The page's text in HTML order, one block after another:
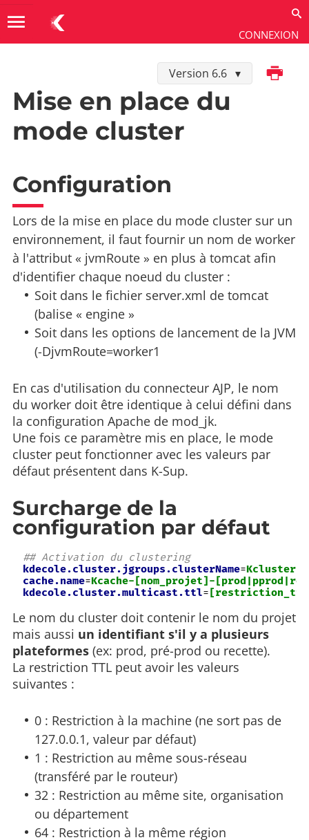
CONNEXION
menu
Version 6.6Imprimer
Installation
Mise en place du
mode cluster
Configuration
Lors de la mise en place du mode cluster sur un
environnement, il faut fournir un nom de worker
à l'attribut « jvmRoute » en plus à tomcat afin
d'identifier chaque noeud du cluster :
Soit dans le fichier server.xml de tomcat
(balise « engine »
Soit dans les options de lancement de la JVM
(-DjvmRoute=worker1
En cas d'utilisation du connecteur AJP, le nom
du worker doit être identique à celui défini dans
la configuration Apache de mod_jk.
Une fois ce paramètre mis en place, le mode
cluster peut fonctionner avec les valeurs par
défaut présentent dans K-Sup.
Surcharge de la
configuration par défaut
## Activation du clustering
kdecole.cluster.jgroups.clusterName=
cache.name=
kdecole.cluster.multicast.ttl=
Le nom du cluster doit contenir le nom du projet
mais aussi un identifiant s'il y a plusieurs
plateformes (ex: prod, pré-prod ou recette).
La restriction TTL peut avoir les valeurs
suivantes :
0 : Restriction à la machine (ne sort pas de
127.0.0.1, valeur par défaut)
1 : Restriction au même sous-réseau
(transféré par le routeur)
32 : Restriction au même site, organisation
ou département
64 : Restriction à la même région